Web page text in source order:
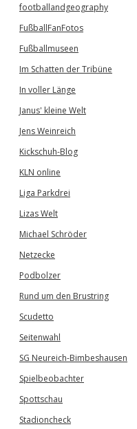
footballandgeography
FußballFanFotos
Fußballmuseen
Im Schatten der Tribüne
In voller Länge
Janus' kleine Welt
Jens Weinreich
Kickschuh-Blog
KLN online
Liga Parkdrei
Lizas Welt
Michael Schröder
Netzecke
Podbolzer
Rund um den Brustring
Scudetto
Seitenwahl
SG Neureich-Bimbeshausen
Spielbeobachter
Spottschau
Stadioncheck